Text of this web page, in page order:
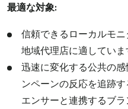
最適な対象:
信頼できるローカルモ
地域代理店に適していま
迅速に変化する公共の
ンペーンの反応を追跡
エンサーと連携するブ